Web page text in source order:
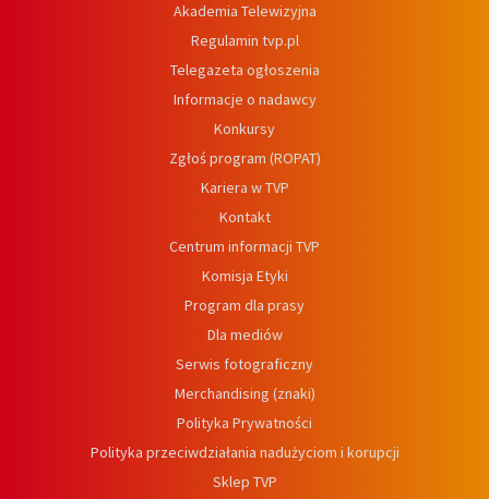
Akademia Telewizyjna
Regulamin tvp.pl
Telegazeta ogłoszenia
Informacje o nadawcy
Konkursy
Zgłoś program (ROPAT)
Kariera w TVP
Kontakt
Centrum informacji TVP
Komisja Etyki
Program dla prasy
Dla mediów
Serwis fotograficzny
Merchandising (znaki)
Polityka Prywatności
Polityka przeciwdziałania nadużyciom i korupcji
Sklep TVP